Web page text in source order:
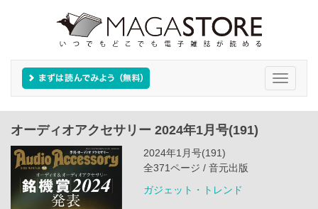
Toggle
オーディオアクセサリー 2024年1月号(191)
2024年1月号(191)
全371ページ / 音元出版
ガジェット・トレンド